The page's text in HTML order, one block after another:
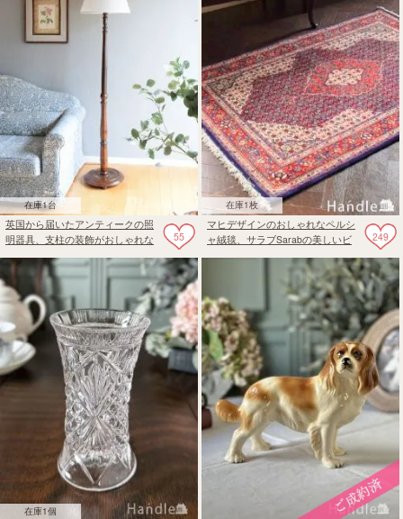
在庫1台
55
英国から届いたアンティークの照
明器具、支柱の装飾がおしゃれな
フロアランプ（B22シャンデリア
在庫1枚
249
マヒデザインのおしゃれなペルシ
ャ絨毯、サラブSarabの美しいビ
ンテージカーペット
在庫1個